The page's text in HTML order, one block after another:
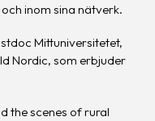
inom sina nätverk.
Mittuniversitetet,
Nordic, som erbjuder
the scenes of rural